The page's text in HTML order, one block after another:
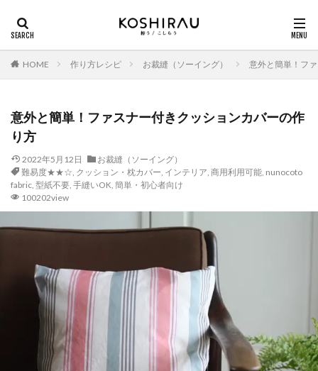
HOME 作り方レシピ お裁縫（ソーイング） 意外と簡単！フ
意外と簡単！ファスナー付きクッションカバーの作
り方
2022年5月12日
お裁縫（ソーイング）
難易度★★☆, クッション・枕カバー, インテリア, 商用利用可能, nunocoto
fabric, 型紙不要, 手縫いOK, 簡単・初心者向け
100202view